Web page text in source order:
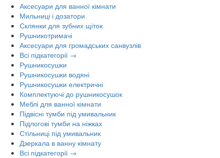
Аксесуари для ванної кімнати
Мильниці і дозатори
Склянки для зубних щіток
Рушникотримачі
Аксесуари для громадських санвузлів
Всі підкатегорії →
Рушникосушки
Рушникосушки водяні
Рушникосушки електричні
Комплектуючі до рушникосушок
Меблі для ванної кімнати
Підвісні тумби під умивальник
Підлогові тумби на ніжках
Стільниці під умивальник
Дзеркала в ванну кімнату
Всі підкатегорії →